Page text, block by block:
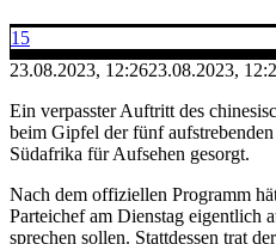
15
23.08.2023, 12:2623.08.2023,
Ein verpasster Auftritt des
beim Gipfel der fünf
Südafrika für Aufsehen gesorgt.
Nach dem offiziellen Programm
Parteichef am Dienstag eigentlich
sprechen sollen. Stattdessen trat